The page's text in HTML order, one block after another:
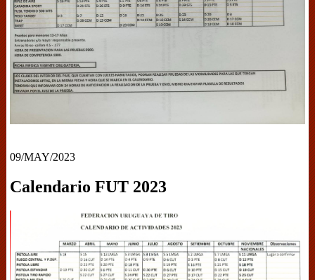
09/MAY/2023
Calendario FUT 2023